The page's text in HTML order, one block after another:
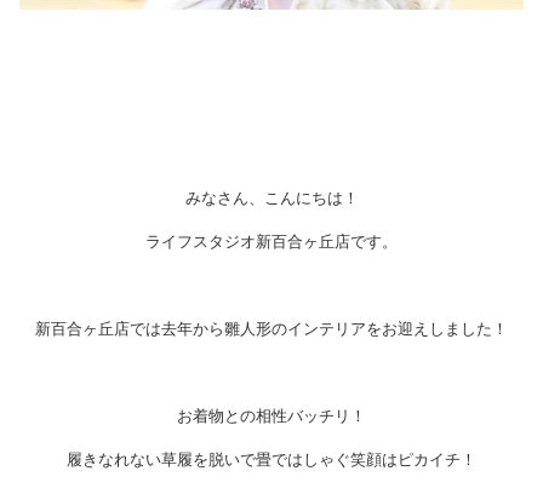
みなさん、こんにちは！
ライフスタジオ新百合ヶ丘店です。
新百合ヶ丘店では去年から雛人形のインテリアをお迎えしました！
お着物との相性バッチリ！
履きなれない草履を脱いで畳ではしゃぐ笑顔はピカイチ！